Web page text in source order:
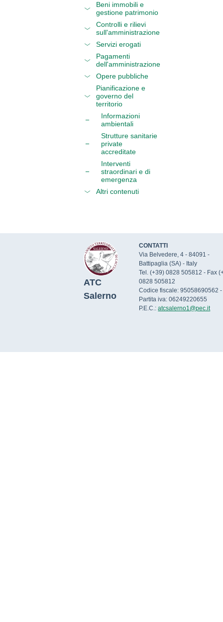
Beni immobili e
gestione patrimonio
Controlli e rilievi
sull'amministrazione
Servizi erogati
Pagamenti
dell'amministrazione
Opere pubbliche
Pianificazione e
governo del
territorio
Informazioni
ambientali
Strutture sanitarie
private
accreditate
Interventi
straordinari e di
emergenza
Altri contenuti
ATC
Salerno
CONTATTI
Via Belvedere, 4 - 84091 -
Battipaglia (SA) - Italy
Tel. (+39) 0828 505812 - Fax
0828 505812
Codice fiscale: 95058690562 -
Partita iva: 06249220655
P.E.C.:atcsalerno1@pec.it